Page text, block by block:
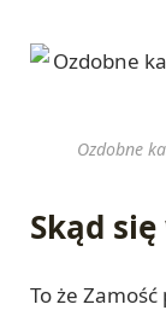
Ozdobne
Skąd
To że Zamość